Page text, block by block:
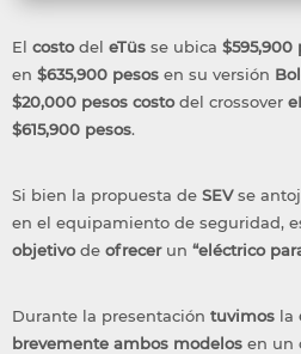
El costodel eTüs se ubica $595,900
en $635,900 pesos en su versión
$20,000 pesos costodel crossover
$615,900 pesos.
Si bien la propuesta de SEVse
en el equipamiento de seguridad,
objetivode ofrecerun “eléctrico
Durante la presentación tuvimos la
brevemente ambos modelos en un